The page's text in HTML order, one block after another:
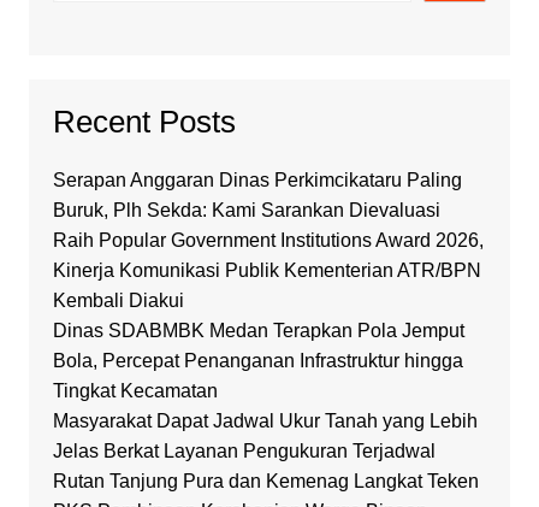
Recent Posts
Serapan Anggaran Dinas Perkimcikataru Paling
Buruk, Plh Sekda: Kami Sarankan Dievaluasi
Raih Popular Government Institutions Award 2026,
Kinerja Komunikasi Publik Kementerian ATR/BPN
Kembali Diakui
Dinas SDABMBK Medan Terapkan Pola Jemput
Bola, Percepat Penanganan Infrastruktur hingga
Tingkat Kecamatan
Masyarakat Dapat Jadwal Ukur Tanah yang Lebih
Jelas Berkat Layanan Pengukuran Terjadwal
Rutan Tanjung Pura dan Kemenag Langkat Teken